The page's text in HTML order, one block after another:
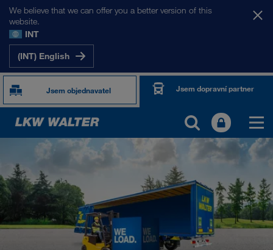
We believe that we can offer you a better version of this
website.
INT
(INT) English
Jsem objednavatel Jsem dopravní partner
TOGETHER WE DRIVE
WE LOAD
WE GROW